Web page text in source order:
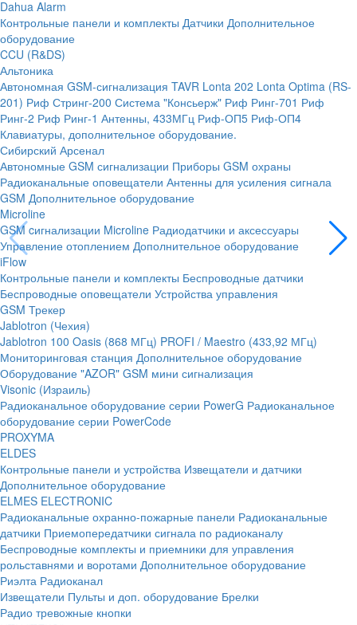
Dahua Alarm
Контрольные панели и комплекты Датчики Дополнительное
оборудование
CCU (R&DS)
Альтоника
Автономная GSM-сигнализация TAVR Lonta 202 Lonta Optima (RS-
201) Риф Стринг-200 Система "Консьерж" Риф Ринг-701 Риф
Ринг-2 Риф Ринг-1 Антенны, 433МГц Риф-ОП5 Риф-ОП4
Клавиатуры, дополнительное оборудование.
Сибирский Арсенал
Автономные GSM сигнализации Приборы GSM охраны
Радиоканальные оповещатели Антенны для усиления сигнала
GSM Дополнительное оборудование
Microline
GSM cигнализации Microline Радиодатчики и аксессуары
Управление отоплением Дополнительное оборудование
iFlow
Контрольные панели и комплекты Беспроводные датчики
Беспроводные оповещатели Устройства управления
GSM Трекер
Jablotron (Чехия)
Jablotron 100 Oasis (868 МГц) PROFI / Maestro (433,92 МГц)
Мониторинговая станция Дополнительное оборудование
Оборудование "AZOR" GSM мини сигнализация
Visonic (Израиль)
Радиоканальное оборудование серии PowerG Радиоканальное
оборудование серии PowerCode
PROXYMA
ELDES
Контрольные панели и устройства Извещатели и датчики
Дополнительное оборудование
ELMES ELECTRONIC
Радиоканальные охранно-пожарные панели Радиоканальные
датчики Приемопередатчики сигнала по радиоканалу
Беспроводные комплекты и приемники для управления
рольставнями и воротами Дополнительное оборудование
Риэлта Радиоканал
Извещатели Пульты и доп. оборудование Брелки
Радио тревожные кнопки